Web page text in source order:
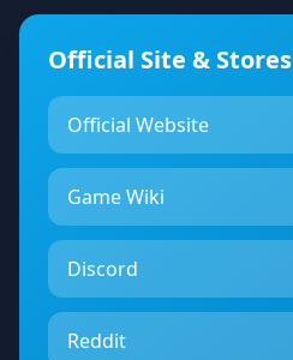
Official Site & Stores
Official Website
Game Wiki
Discord
Reddit